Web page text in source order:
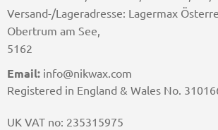
Versand-/Lageradresse: Lagermax
Obertrum am See,
5162
Email: info@nikwax.com
Registered in England & Wales No.
UK VAT no: 235315975